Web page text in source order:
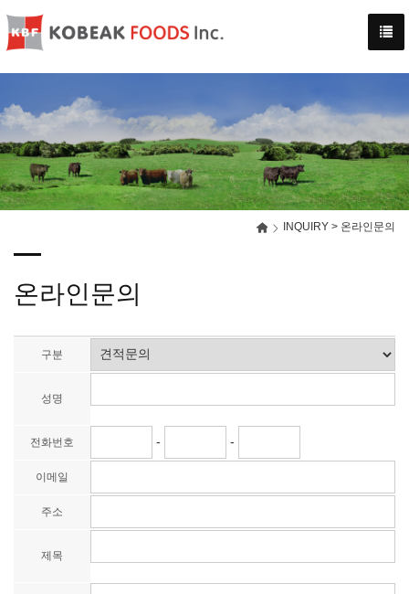
INQUIRY > 온라인문의
온라인문의
구분
성명
전화번호 - -
이메일
주소
제목